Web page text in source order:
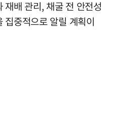
재배 관리, 채굴 전 안전성
집중적으로 알릴 계획이